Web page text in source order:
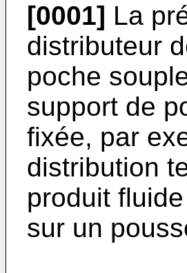
[0001] La
distributeur
poche
support de
fixée, par
distribution
produit
sur un